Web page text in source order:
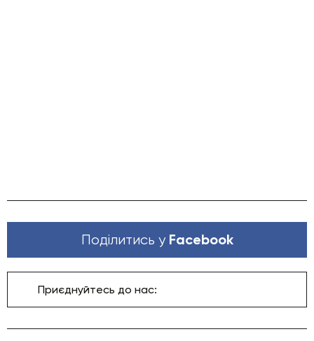
Поділитись у Facebook
Приєднуйтесь до нас: